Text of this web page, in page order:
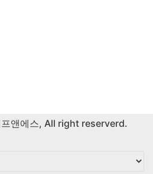
앤에스, All right reserverd.